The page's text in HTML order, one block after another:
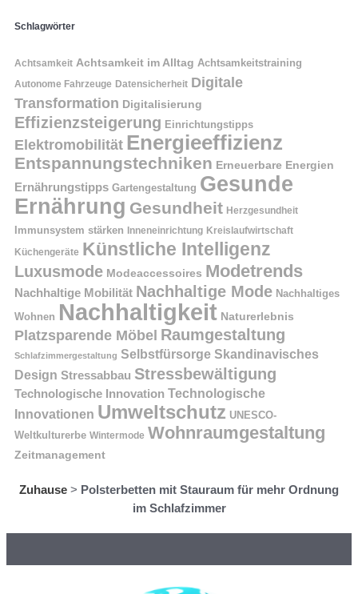
Schlagwörter
Achtsamkeit Achtsamkeit im Alltag Achtsamkeitstraining
Autonome Fahrzeuge Datensicherheit Digitale
Transformation Digitalisierung
Effizienzsteigerung Einrichtungstipps
Elektromobilität Energieeffizienz
Entspannungstechniken Erneuerbare Energien
Ernährungstipps Gartengestaltung Gesunde
Ernährung Gesundheit Herzgesundheit
Immunsystem stärken Inneneinrichtung Kreislaufwirtschaft
Küchengeräte Künstliche Intelligenz
Luxusmode Modeaccessoires Modetrends
Nachhaltige Mobilität Nachhaltige Mode Nachhaltiges
Wohnen Nachhaltigkeit Naturerlebnis
Platzsparende Möbel Raumgestaltung
Schlafzimmergestaltung Selbstfürsorge Skandinavisches
Design Stressabbau Stressbewältigung
Technologische Innovation Technologische
Innovationen Umweltschutz UNESCO-
Weltkulturerbe Wintermode Wohnraumgestaltung
Zeitmanagement
Zuhause > Polsterbetten mit Stauraum für mehr Ordnung
im Schlafzimmer